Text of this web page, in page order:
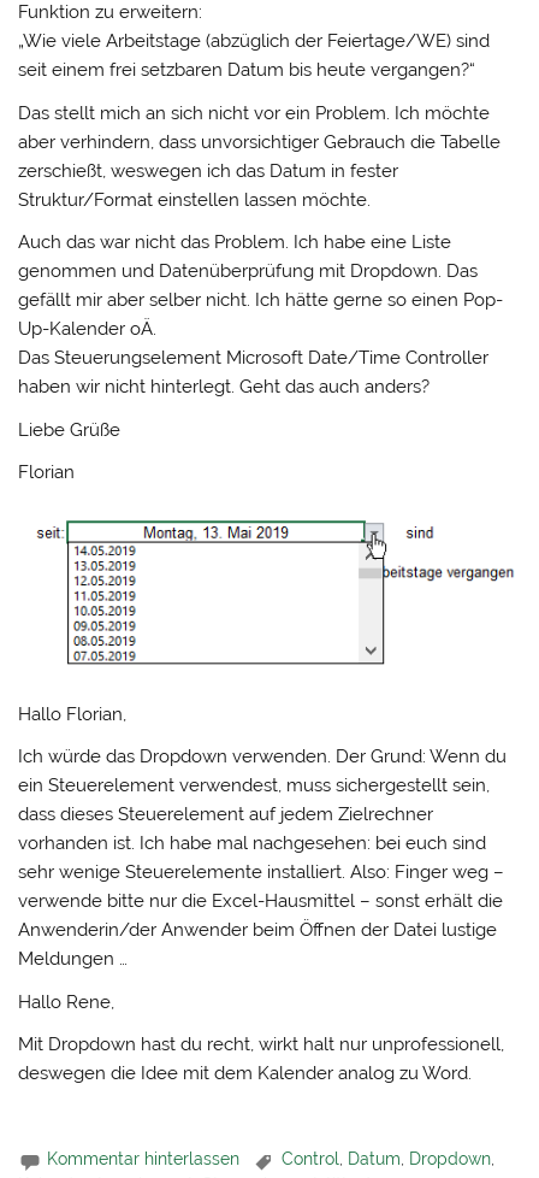
Funktion zu erweitern:
„Wie viele Arbeitstage (abzüglich der Feiertage/WE) sind
seit einem frei setzbaren Datum bis heute vergangen?“
Das stellt mich an sich nicht vor ein Problem. Ich möchte
aber verhindern, dass unvorsichtiger Gebrauch die Tabelle
zerschießt, weswegen ich das Datum in fester
Struktur/Format einstellen lassen möchte.
Auch das war nicht das Problem. Ich habe eine Liste
genommen und Datenüberprüfung mit Dropdown. Das
gefällt mir aber selber nicht. Ich hätte gerne so einen Pop-
Up-Kalender oÄ.
Das Steuerungselement Microsoft Date/Time Controller
haben wir nicht hinterlegt. Geht das auch anders?
Liebe Grüße
Florian
Hallo Florian,
Ich würde das Dropdown verwenden. Der Grund: Wenn du
ein Steuerelement verwendest, muss sichergestellt sein,
dass dieses Steuerelement auf jedem Zielrechner
vorhanden ist. Ich habe mal nachgesehen: bei euch sind
sehr wenige Steuerelemente installiert. Also: Finger weg –
verwende bitte nur die Excel-Hausmittel – sonst erhält die
Anwenderin/der Anwender beim Öffnen der Datei lustige
Meldungen …
Hallo Rene,
Mit Dropdown hast du recht, wirkt halt nur unprofessionell,
deswegen die Idee mit dem Kalender analog zu Word.
Kommentar hinterlassen Control Datum Dropdown